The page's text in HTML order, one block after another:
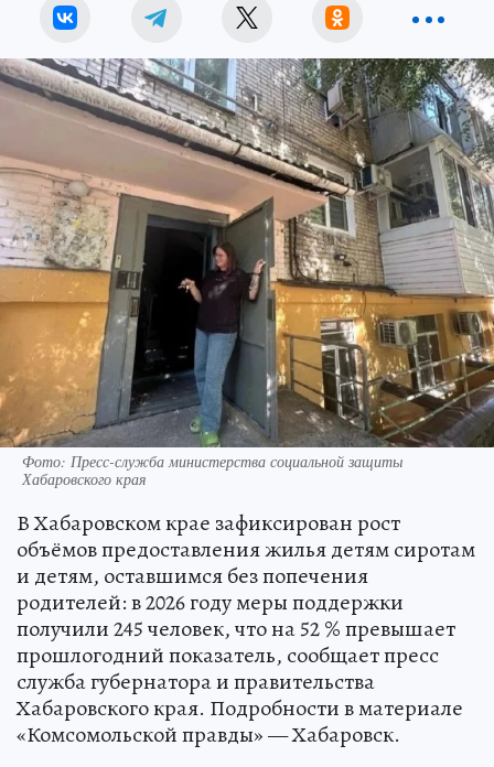
Фото: Пресс-служба министерства социальной защиты
Хабаровского края
В Хабаровском крае зафиксирован рост
объёмов предоставления жилья детям сиротам
и детям, оставшимся без попечения
родителей: в 2026 году меры поддержки
получили 245 человек, что на 52 % превышает
прошлогодний показатель, сообщает пресс
служба губернатора и правительства
Хабаровского края. Подробности в материале
«Комсомольской правды» — Хабаровск.